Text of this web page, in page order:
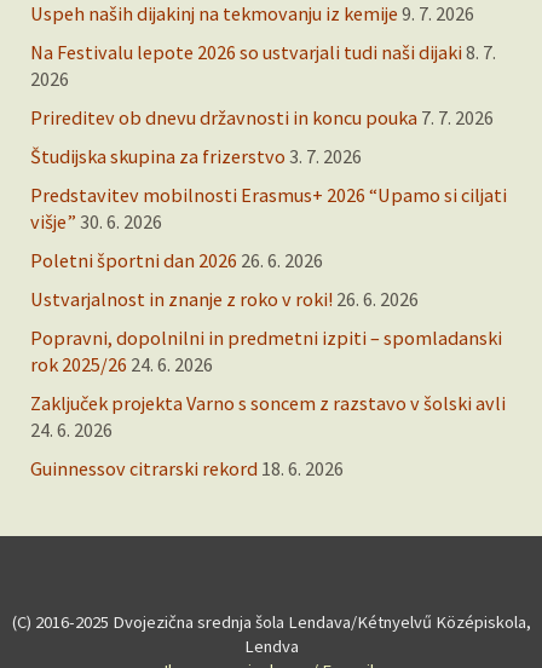
Uspeh naših dijakinj na tekmovanju iz kemije 9. 7. 2026
Na Festivalu lepote 2026 so ustvarjali tudi naši dijaki 8. 7.
2026
Prireditev ob dnevu državnosti in koncu pouka 7. 7. 2026
Študijska skupina za frizerstvo 3. 7. 2026
Predstavitev mobilnosti Erasmus+ 2026 “Upamo si ciljati
višje” 30. 6. 2026
Poletni športni dan 2026 26. 6. 2026
Ustvarjalnost in znanje z roko v roki! 26. 6. 2026
Popravni, dopolnilni in predmetni izpiti – spomladanski
rok 2025/26 24. 6. 2026
Zaključek projekta Varno s soncem z razstavo v šolski avli
24. 6. 2026
Guinnessov citrarski rekord 18. 6. 2026
(C) 2016-2025 Dvojezična srednja šola Lendava/Kétnyelvű Középiskola,
Lendva